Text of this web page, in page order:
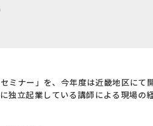
ナー」を、今年度は近畿地区にて
立起業している講師による現場の